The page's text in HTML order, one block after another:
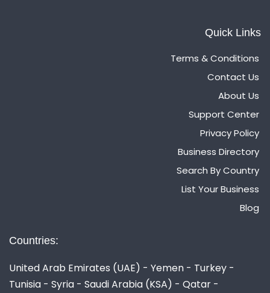
Quick Links
Terms & Conditions
Contact Us
About Us
Support Center
Privacy Policy
Business Directory
Search By Country
List Your Business
Blog
Countries:
United Arab Emirates (UAE) - Yemen - Turkey -
Tunisia - Syria - Saudi Arabia (KSA) - Qatar -